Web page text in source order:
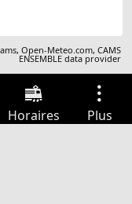
,Open-Meteo.com,CAMS
ENSEMBLE data provider
Horaires Plus